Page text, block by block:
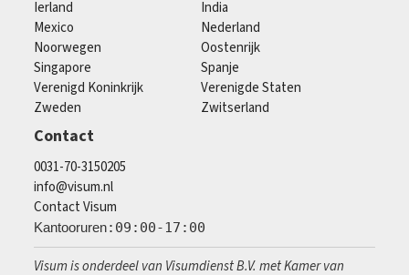
Ierland
India
Mexico
Nederland
Noorwegen
Oostenrijk
Singapore
Spanje
Verenigd Koninkrijk
Verenigde Staten
Zweden
Zwitserland
Contact
0031-70-3150205
info@visum.nl
Contact Visum
Kantooruren:09:00-17:00
Visum is onderdeel van Visumdienst B.V. met Kamer van